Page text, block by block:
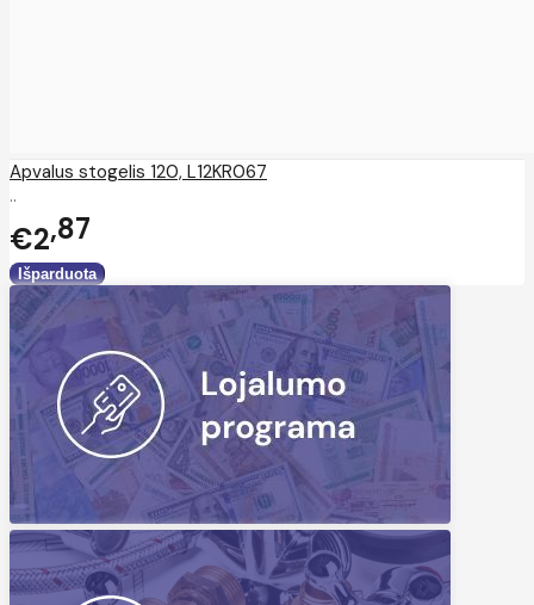
Apvalus stogelis 120, L12KR067
..
€2 87